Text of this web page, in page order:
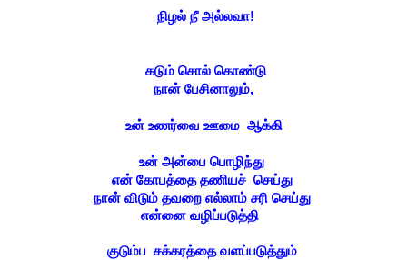
நிழல் நீ அல்லவா!
கடும் சொல் கொண்டு
நான் பேசினாலும்,
உன் உணர்வை ஊமை ஆக்கி
உன் அன்பை பொழிந்து
என் கோபத்தை தணியச் செய்து
நான் விடும் தவறை எல்லாம் சரி செய்து
என்னை வழிப்படுத்தி
குடும்ப சக்கரத்தைவளப்படுத்தும்